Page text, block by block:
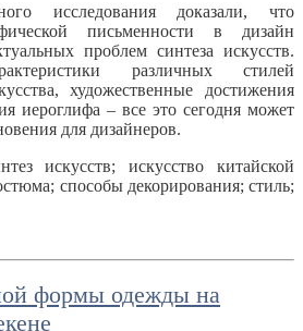
исследования доказали, что
письменности в дизайн
проблем синтеза искусств.
различных стилей
художественные достижения
иероглифа – все это сегодня может
для дизайнеров.
искусств; искусство китайской
способы декорирования; стиль;
формы одежды на